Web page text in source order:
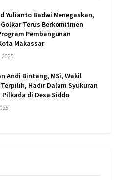
Yulianto Badwi Menegaskan,
Terus Berkomitmen
Pembangunan
Makassar
2025
Andi Bintang, MSi, Wakil
Hadir Dalam Syukuran
Pilkada di Desa Siddo